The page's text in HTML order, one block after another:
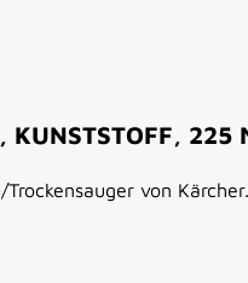
KUNSTSTOFF, 225
von Kärcher.